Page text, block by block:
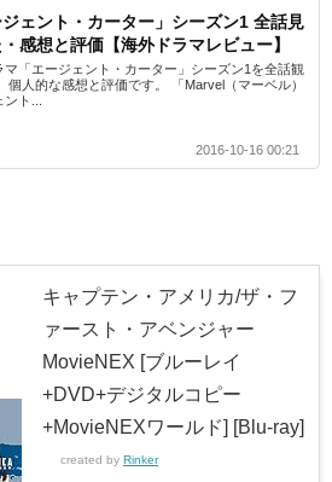
ジェント・カーター」シーズン1 全話見
感想と評価【海外ドラマレビュー】
マ「エージェント・カーター」シーズン1を全話観
個人的な感想と評価です。 「Marvel（マーベル）
ト...
2016-10-16 00:21
キャプテン・アメリカ/ザ・フ
ァースト・アベンジャー
MovieNEX [ブルーレイ
+DVD+デジタルコピー
+MovieNEXワールド] [Blu-ray]
created by Rinker